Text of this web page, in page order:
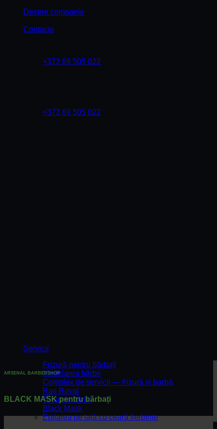
content
Despre companie
Contacte
+373 69 505 022
+373 69 505 022
Servicii
Frizură pentru bărbați
Modelarea bărbii
Complex de servicii — frizură și barbă
Ras Royal
Tonarea bărbii
Black Mask
Epilarea pe față cu ceară fierbinte
ARSENAL BARBERSHOP
BLACK MASK pentru bărbați